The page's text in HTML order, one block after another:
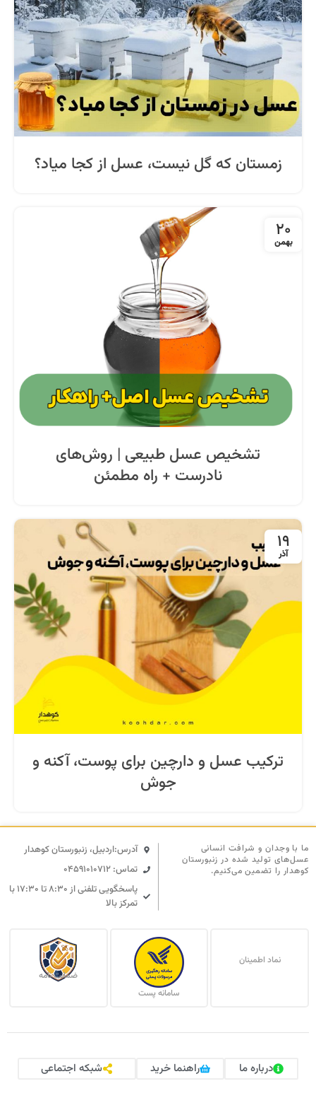
زمستان که گل نیست، عسل از کجا میاد؟
20
بهمن
تشخیص عسل طبیعی | روش‌های
نادرست + راه مطمئن
19
آذر
ترکیب عسل و دارچین برای پوست، آکنه و
جوش
آدرس:اردبیل، زنبورستان کوهدار
تماس: 04591010712
پاسخگویی تلفنی از ۸:۳۰ تا ۱۷:۳۰ با
تمرکز بالا
ما با وجدان و شرافت انسانی
عسل‌های تولید شده در زنبورستان
کوهدار را تضمین می‌کنیم.
نماد اطمینان
سامانه پست
ضمانت نامه
درباره ما راهنما خرید شبکه اجتماعی